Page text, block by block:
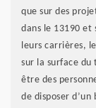
que sur des
dans le 13190 et
leurs carrières,
sur la surface
être des
de disposer